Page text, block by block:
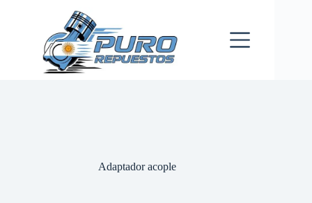
Adaptador acople